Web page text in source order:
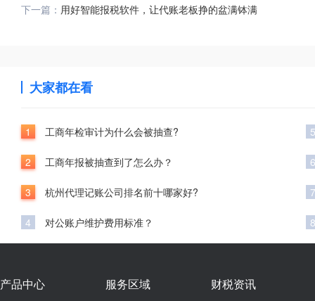
下一篇： 用好智能报税软件，让代账老板挣的盆满钵满
大家都在看
1 工商年检审计为什么会被抽查?
2 工商年报被抽查到了怎么办？
3 杭州代理记账公司排名前十哪家好?
4 对公账户维护费用标准？
5
6
7
8
产品中心 服务区域 财税资讯